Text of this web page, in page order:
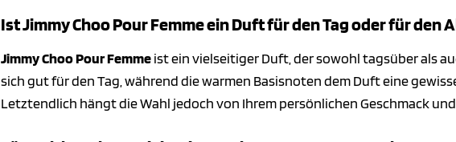
Ist Jimmy Choo Pour Femme ein Duft für den Tag oder für den
Jimmy Choo Pour Femmeist ein vielseitiger Duft, der sowohl tagsüber als
sich gut für den Tag, während die warmen Basisnoten dem Duft eine
Letztendlich hängt die Wahl jedoch von Ihrem persönlichen Geschmack